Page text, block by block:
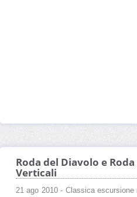
Roda del Diavolo e
Verticali
21 ago 2010 - Classica